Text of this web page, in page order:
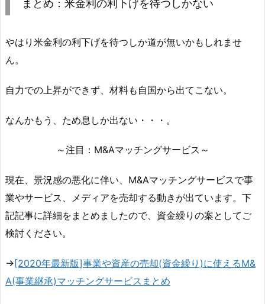
まとめ：米金利の利下げを待つしかない
やはり米金利の利下げを待つしか道が無いかもしれませ
ん。
自力での上昇ができず、材料も自国から出てこない。
なんかもう、ため息しか出ない・・・。
～注目：M&Aマッチングサービス～
現在、景況感の悪化に伴い、M&Aマッチングサービスで事
業やサービス、メディアを売却する動きが出ています。下
記記事に詳細をまとめましたので、資金繰りの案としてご
検討ください。
→[2020年最新版]事業や資産の売却(資金繰り)に使えるM&
A(事業継承)マッチングサービスまとめ